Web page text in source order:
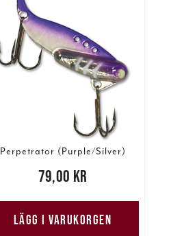
Perpetrator (Purple/Silver)
79,00 kr
79,00 kr
LÄGG I VARUKORGEN